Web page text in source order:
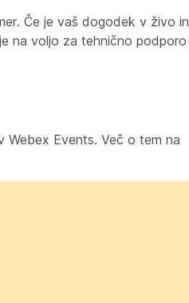
Če je vaš dogodek v živo in
na voljo za tehnično podporo
Webex Events. Več o tem na